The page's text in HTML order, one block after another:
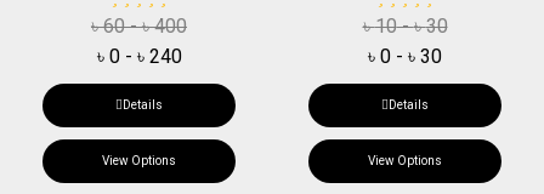
৳60-৳400
৳ 0- ৳ 240
Details
View Options
৳10-৳30
৳ 0 - ৳ 30
Details
View Options